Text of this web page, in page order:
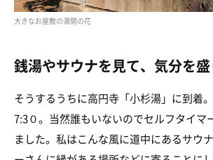
大きなお屋敷の満開の花
銭湯やサウナを見て、気分を
そうするうちに高円寺「小杉湯」に到着
7:3０。当然誰もいないのでセルフタイマ
ました。私はこんな風に道中にあるサウ